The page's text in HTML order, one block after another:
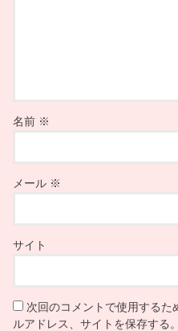
名前 ※
メール ※
サイト
次回のコメントで使用するた
ルアドレス、サイトを保存する。